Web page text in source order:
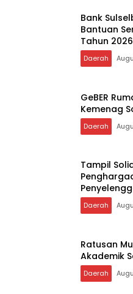
Bank
Bantuan
Tahun 2026
Daerah
GeBER
Kemenag
Daerah
Tampil
Terbaik
Daerah
Ratusan
Akademik
Daerah